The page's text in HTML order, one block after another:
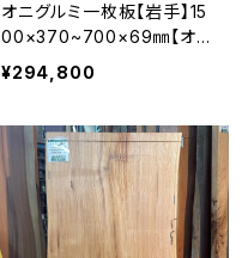
オニグルミ一枚板【岩手】15
00×370~700×69㎜【オイ
ル塗装 仕上げ済み】
¥294,800